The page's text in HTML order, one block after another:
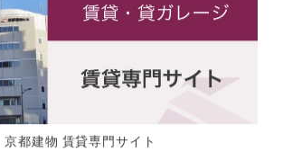
京都建物 賃貸専門サイト